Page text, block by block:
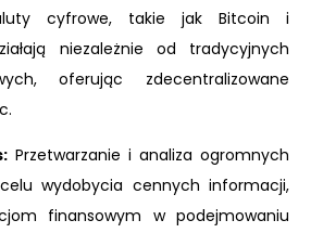
cyfrowe, takie jak Bitcoin i
niezależnie od tradycyjnych
oferując zdecentralizowane
Przetwarzanie i analiza ogromnych
wydobycia cennych informacji,
finansowym w podejmowaniu